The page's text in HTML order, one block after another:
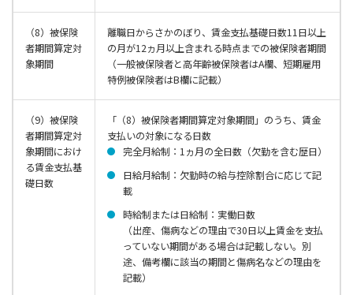
（8）被保険
者期間算定対
象期間
離職日からさかのぼり、賃金支払基礎日数11日以上
の月が12ヵ月以上含まれる時点までの被保険者期間
（一般被保険者と高年齢被保険者はA欄、短期雇用
特例被保険者はB欄に記載）
（9）被保険
者期間算定対
象期間におけ
る賃金支払基
礎日数
「（8）被保険者期間算定対象期間」のうち、賃金
支払いの対象になる日数
完全月給制：1ヵ月の全日数（欠勤を含む歴日）
日給月給制：欠勤時の給与控除割合に応じて記
載
時給制または日給制：実働日数
（出産、傷病などの理由で30日以上賃金を支払
っていない期間がある場合は記載しない。別
途、備考欄に該当の期間と傷病名などの理由を
記載）